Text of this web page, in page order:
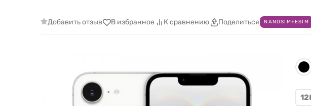
Добавить отзыв В избранное К сравнению Поделиться NANOSIM+ESIM